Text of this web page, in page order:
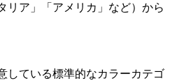
リア」「アメリカ」など）から
している標準的なカラーカテゴ